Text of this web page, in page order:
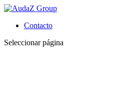
Contacto
Seleccionar página